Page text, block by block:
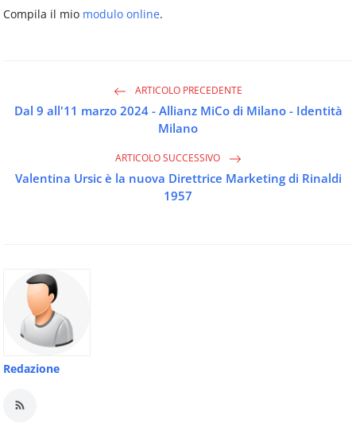
Compila il mio modulo online.
ARTICOLO PRECEDENTE
Dal 9 all'11 marzo 2024 - Allianz MiCo di Milano - Identità
Milano
ARTICOLO SUCCESSIVO
Valentina Ursic è la nuova Direttrice Marketing di Rinaldi
1957
Redazione